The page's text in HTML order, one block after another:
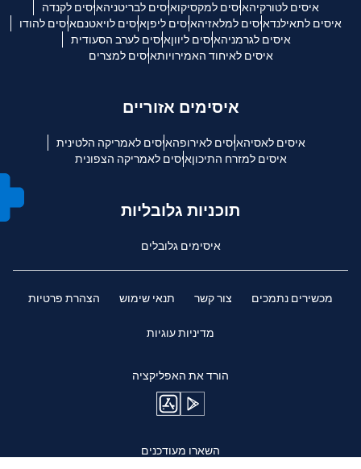
איסים לטורקיהאיסים למקסיקואיסים לבריטניהאיסים לקנדה
איסים לתאילנדאיסים למלאזיהאיסים ליפןאיסים לויאטנםאיסים להודו
איסים לגרמניהאיסים ליווןאיסים לערב הסעודית
איסים לאיחוד האמירויותאיסים למצרים
איסימים אזוריים
איסים לאסיהאיסים לאירופהאיסים לאמריקה הלטינית
איסים למזרח התיכוןאיסים לאמריקה הצפונית
תוכניות גלובליות
איסימים גלובלים
מכשירים נתמכים צור קשר תנאי שימוש הצהרת פרטיות
מדיניות עוגיות
הורד את האפליקציה
השארו מעודכנים